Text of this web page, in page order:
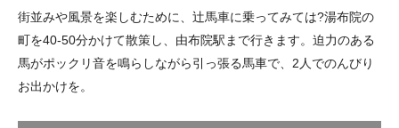
街並みや風景を楽しむために、辻馬車に乗ってみては?湯布院の
町を40-50分かけて散策し、由布院駅まで行きます。迫力のある
馬がポックリ音を鳴らしながら引っ張る馬車で、2人でのんびり
お出かけを。